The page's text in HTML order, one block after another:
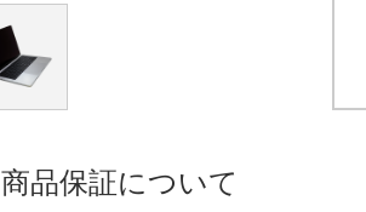
品保証について